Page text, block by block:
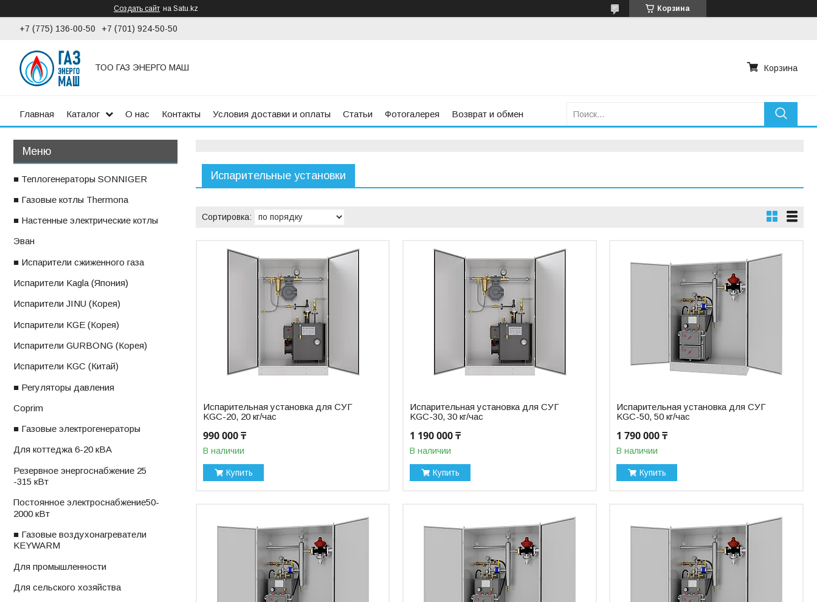
Создать сайт на Satu.kz Корзина
+7 (775) 136-00-50 +7 (701) 924-50-50
ТОО ГАЗ ЭНЕРГО МАШ Корзина
Главная Каталог О нас Контакты Условия доставки и оплаты Статьи Фотогалерея Возврат и обмен
Испарительные установки
Испарительная установка для СУГ
KGC-20, 20 кг/час
990 000 ₸
В наличии
Купить
Испарительная установка для СУГ
KGC-30, 30 кг/час
1 190 000 ₸
В наличии
Купить
Испарительная установка для СУГ
KGC-50, 50 кг/час
1 790 000 ₸
В наличии
Купить
■ Теплогенераторы SONNIGER
■ Газовые котлы Thermona
■ Настенные электрические котлы
ㅤЭван
■ Испарители сжиженного газа
ㅤИспарители Kagla (Япония)
ㅤИспарители JINU (Корея)
ㅤИспарители KGE (Корея)
ㅤИспарители GURBONG (Корея)
ㅤИспарители KGС (Китай)
■ Регуляторы давления
ㅤCoprim
■ Газовые электрогенераторы
ㅤДля коттеджа 6-20 кВА
ㅤРезервное энергоснабжение 25
-315 кВт
ㅤПостоянное электроснабжениеㅤ50-
2000 кВт
■ Газовые воздухонагреватели
KEYWARM
ㅤДля промышленности
ㅤДля сельского хозяйства